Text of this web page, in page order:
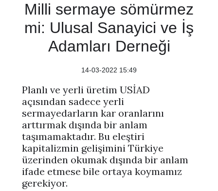
Milli sermaye sömürmez
mi: Ulusal Sanayici ve İş
Adamları Derneği
14-03-2022 15:49
Planlı ve yerli üretim USİAD
açısından sadece yerli
sermayedarların kar oranlarını
arttırmak dışında bir anlam
taşımamaktadır. Bu eleştiri
kapitalizmin gelişimini Türkiye
üzerinden okumak dışında bir anlam
ifade etmese bile ortaya koymamız
gerekiyor.